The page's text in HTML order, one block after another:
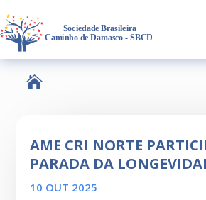

AME CRI NORTE
PARADA DA
10 OUT 2025